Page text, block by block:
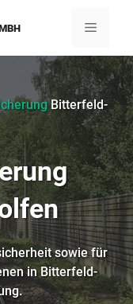
Menü
Bitterfeld-
sowie für
in Bitterfeld-